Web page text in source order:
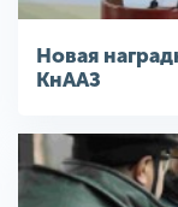
Новая
КнААЗ